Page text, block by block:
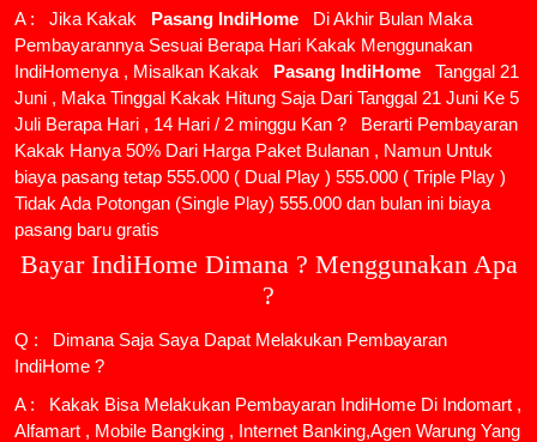
A : Jika Kakak Pasang IndiHome
Di Akhir Bulan Maka
Pembayarannya Sesuai Berapa Hari Kakak Menggunakan
IndiHomenya , Misalkan Kakak
Pasang IndiHome
Tanggal 21
Juni , Maka Tinggal Kakak Hitung Saja Dari Tanggal 21 Juni Ke 5
Juli Berapa Hari , 14 Hari / 2 minggu Kan ? Berarti Pembayaran
Kakak Hanya 50% Dari Harga Paket Bulanan , Namun Untuk
biaya pasang tetap 555.000 ( Dual Play ) 555.000 ( Triple Play )
Tidak Ada Potongan (Single Play) 555.000 dan bulan ini biaya
pasang baru gratis
Bayar IndiHome Dimana ? Menggunakan Apa
?
Q : Dimana Saja Saya Dapat Melakukan Pembayaran
IndiHome ?
A : Kakak Bisa Melakukan Pembayaran IndiHome Di Indomart ,
Alfamart , Mobile Bangking , Internet Banking,Agen Warung Yang